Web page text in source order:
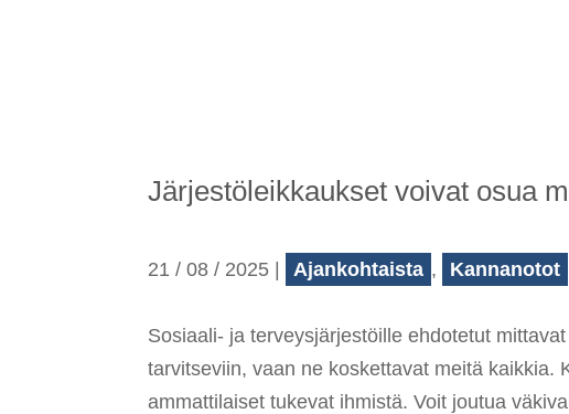
Järjestöleikkaukset voivat osua
21 / 08 / 2025 Ajankohtaista , Kannanotot
Sosiaali- ja terveysjärjestöille ehdotetut
tarvitseviin, vaan ne koskettavat meitä kaikkia.
ammattilaiset tukevat ihmistä. Voit joutua